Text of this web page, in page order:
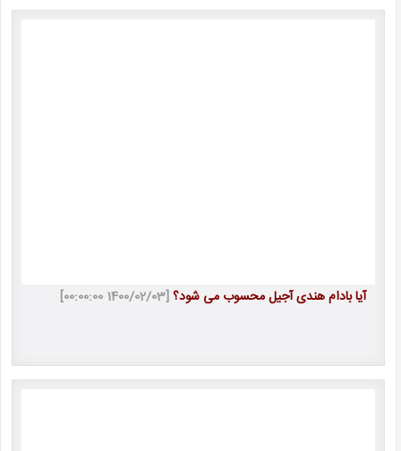
آیا بادام هندی آجیل محسوب می شود؟[1400/02/03 00:00:00]